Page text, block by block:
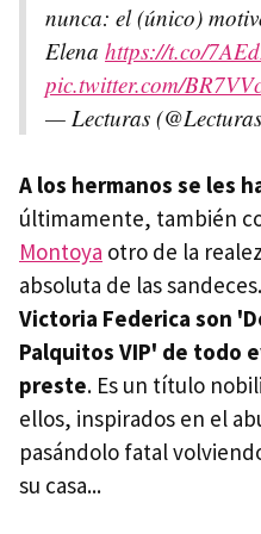
nunca: el (único)
Elena https://t.co/
pic.twitter.com/
— Lecturas
A los hermanos se les
últimamente, también
Montoya otro de la
absoluta de las
Victoria Federica son
Palquitos VIP' de todo
preste. Es un título
ellos, inspirados en el
pasándolo fatal
su casa...